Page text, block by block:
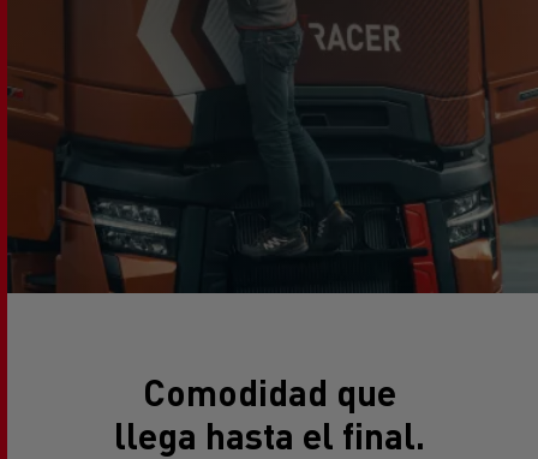
Comodidad que
llega hasta el final.